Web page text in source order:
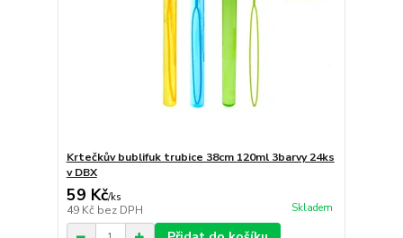
Krtečkův bublifuk trubice 38cm 120ml 3barvy 24ks
v DBX
59 Kč/ks
49 Kč bez DPH Skladem